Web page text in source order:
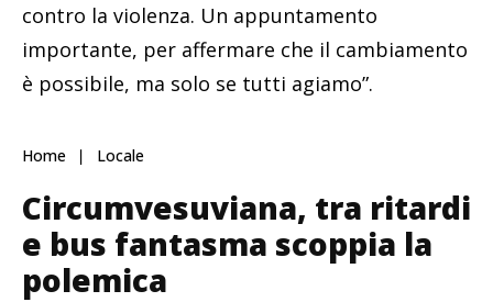
contro la violenza. Un appuntamento
importante, per affermare che il cambiamento
è possibile, ma solo se tutti agiamo”.
Home Locale
Circumvesuviana, tra ritardi
e bus fantasma scoppia la
polemica